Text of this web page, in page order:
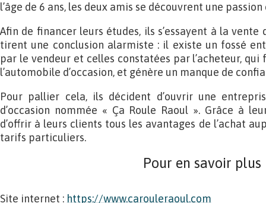
l’âge de 6 ans, les deux amis se découvrent une
Afin de financer leurs études, ils s’essayent à la vente
tirent une conclusion alarmiste : il existe un fossé
par le vendeur et celles constatées par l’acheteur, qui
l’automobile d’occasion, et génère un manque de
Pour pallier cela, ils décident d’ouvrir une
d’occasion nommée « Ça Roule Raoul ». Grâce à
d’offrir à leurs clients tous les avantages de l’achat
tarifs particuliers.
Pour en savoir plus
Site internet : https://www.carouleraoul.com